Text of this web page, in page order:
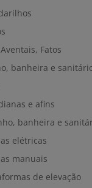
Fatos
banheira e
e afins
banheira e
elétricas
manuais
de elevação